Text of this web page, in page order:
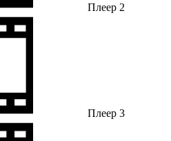
Плеер 2
Плеер 3